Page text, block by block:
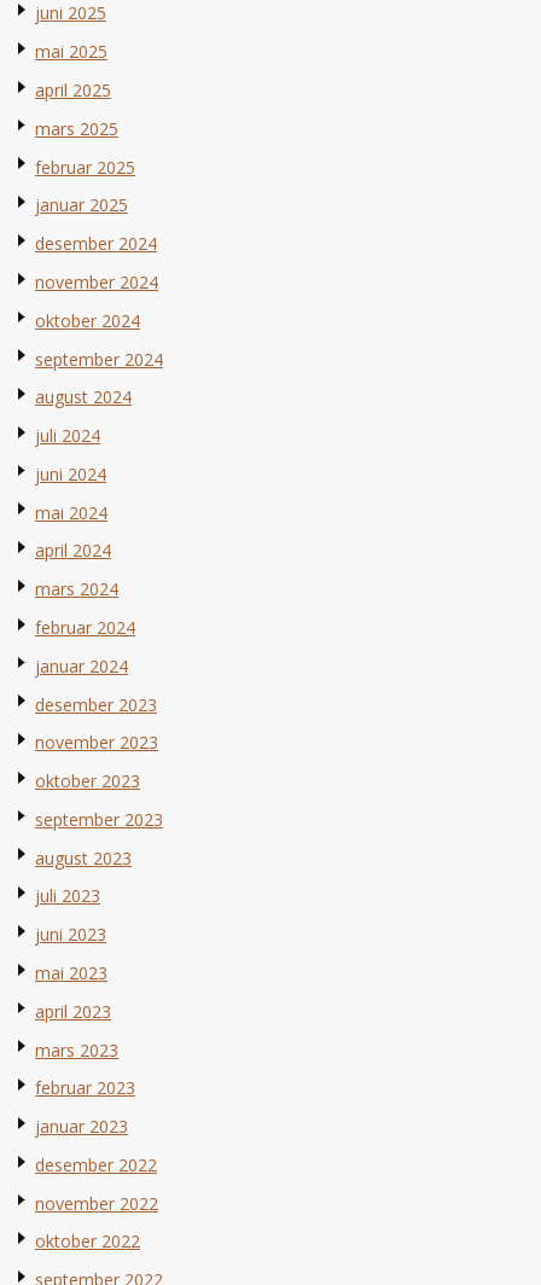
juni 2025
mai 2025
april 2025
mars 2025
februar 2025
januar 2025
desember 2024
november 2024
oktober 2024
september 2024
august 2024
juli 2024
juni 2024
mai 2024
april 2024
mars 2024
februar 2024
januar 2024
desember 2023
november 2023
oktober 2023
september 2023
august 2023
juli 2023
juni 2023
mai 2023
april 2023
mars 2023
februar 2023
januar 2023
desember 2022
november 2022
oktober 2022
september 2022